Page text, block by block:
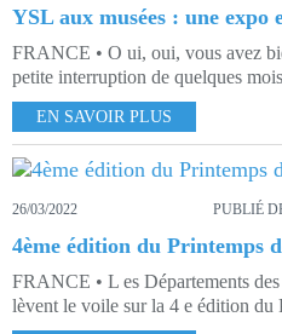
YSL aux musées : une
FRANCE • O ui, oui, vous avez
petite interruption de quelques
EN SAVOIR PLUS
26/03/2022 PUBLIÉ
4ème édition du Printemps
FRANCE • L es Départements
lèvent le voile sur la 4 e édition du